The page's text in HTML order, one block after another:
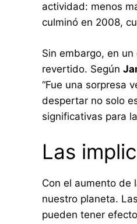
actividad: menos
culminó en 2008,
Sin embargo, en
revertido. Según
“Fue una sorpresa
despertar no solo
significativas para
Las
Con el aumento de
nuestro planeta.
pueden tener